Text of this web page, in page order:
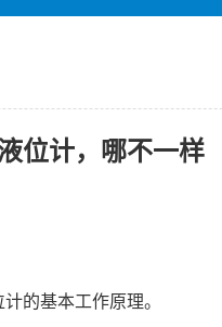
位计，哪不一样
计的基本工作原理。